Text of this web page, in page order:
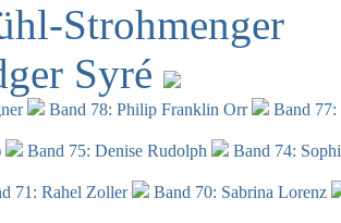
Strohmenger
Syré
Band 78: Philip Franklin Orr
Band
Band 75: Denise Rudolph
Band 74:
71: Rahel Zoller
Band 70: Sabrina Lorenz